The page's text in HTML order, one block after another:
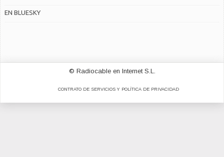
EN BLUESKY
© Radiocable en Internet S.L.
CONTRATO DE SERVICIOS Y POLÍTICA DE PRIVACIDAD